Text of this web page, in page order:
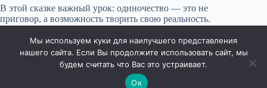
В этой сказке важный урок: одиночество — это не
приговор, а возможность творить свою реальность.
открывая двери в мир, полный новых возможностей.
Мы используем куки для наилучшего представления
нашего сайта. Если Вы продолжите использовать сайт, мы
будем считать что Вас это устраивает.
Ок